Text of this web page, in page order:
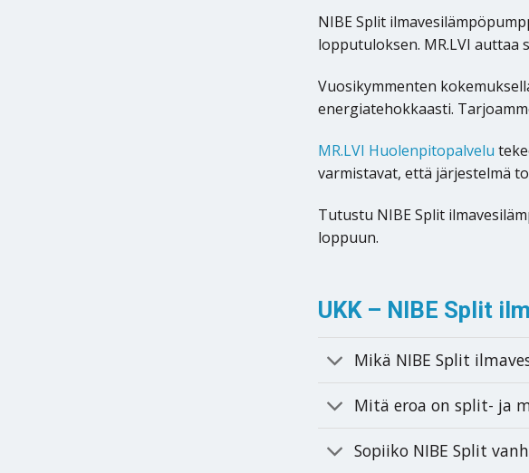
NIBE Split
lopputuloksen. MR.LVI auttaa
Vuosikymmenten
energiatehokkaasti.
MR.LVI Huolenpitopalvelu
varmistavat, että järjestelmä
Tutustu NIBE Split
loppuun.
UKK – NIBE Split
Mikä NIBE Split
Mitä eroa on split- ja
Sopiiko NIBE Split